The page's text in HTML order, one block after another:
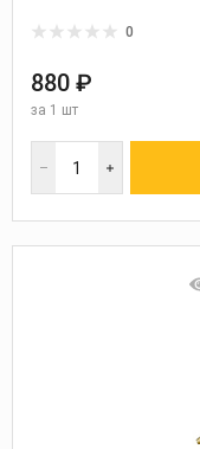
0
880 ₽
за 1 шт